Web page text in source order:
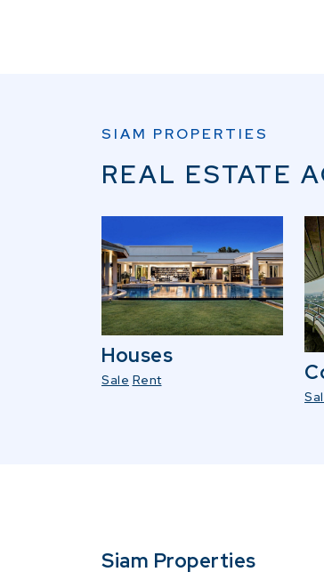
SIAM PROPERTIES
REAL ESTATE
Houses
Sale Rent
Siam Properties